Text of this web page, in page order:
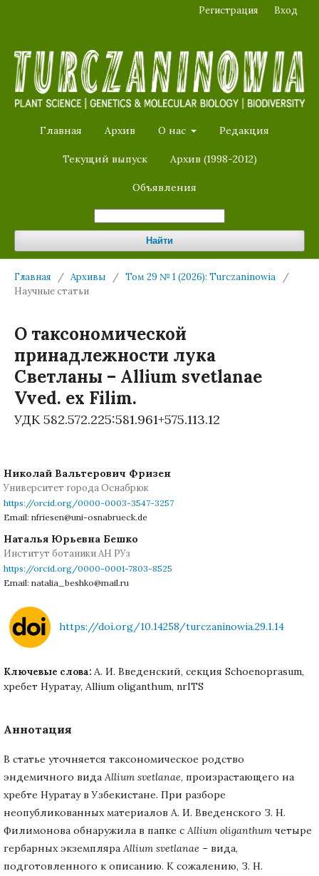
Главная Архив О нас Редакция
Текущий выпуск Архив (1998-2012)
Объявления
Найти
Регистрация Вход
Главная / Архивы / Том 29 № 1 (2026): Turczaninowia
/
Научные статьи
О таксономической
принадлежности лука
Светланы – Allium svetlanae
Vved. ex Filim.
УДК 582.572.225:581.961+575.113.12
Николай Вальтерович Фризен
Университет города Оснабрюк
https://orcid.org/0000-0003-3547-3257
Email: nfriesen@uni-osnabrueck.de
Наталья Юрьевна Бешко
Институт ботаники АН РУз
https://orcid.org/0000-0001-7803-8525
Email: natalia_beshko@mail.ru
https://doi.org/10.14258/turczaninowia.29.1.14
Ключевые слова: А. И. Введенский, секция Schoenoprasum,
хребет Нуратау, Allium oliganthum, nrITS
Аннотация
В статье уточняется таксономическое родство
эндемичного вида Allium svetlanae, произрастающего на
хребте Нуратау в Узбекистане. При разборе
неопубликованных материалов А. И. Введенского З. Н.
Филимонова обнаружила в папке с Allium oliganthum четыре
гербарных экземпляра Allium svetlanae – вида,
подготовленного к описанию. К сожалению, З. Н.